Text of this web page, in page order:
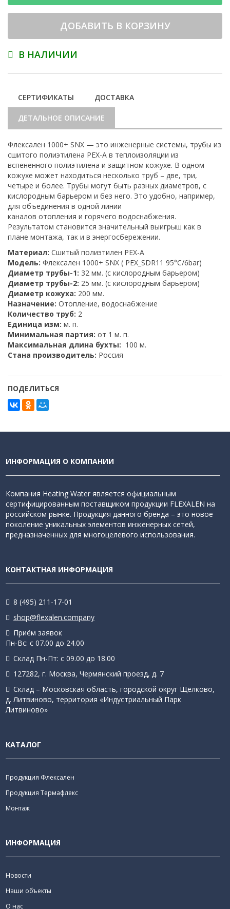
ДОБАВИТЬ В КОРЗИНУ
В НАЛИЧИИ
СЕРТИФИКАТЫ ДОСТАВКА
ДЕТАЛЬНОЕ ОПИСАНИЕ
Флексален 1000+ SNX — это инженерные системы, трубы из
сшитого полиэтилена PEX-A в теплоизоляции из
вспененного полиэтилена и защитном кожухе. В одном
кожухе может находиться несколько труб – две, три,
четыре и более. Трубы могут быть разных диаметров, с
кислородным барьером и без него. Это удобно, например,
для объединения в одной линии
каналов отопления и горячего водоснабжения.
Результатом становится значительный выигрыш как в
плане монтажа, так и в энергосбережении.
Материал: Сшитый полиэтилен PEX-A
Модель: Флексален 1000+ SNX ( PEX_SDR11 95°C/6bar)
Диаметр трубы-1: 32 мм. (с кислородным барьером)
Диаметр трубы-2: 25 мм. (с кислородным барьером)
Диаметр кожуха: 200 мм.
Назначение: Отопление, водоснабжение
Количество труб: 2
Единица изм: м. п.
Минимальная партия: от 1 м. п.
Максимальная длина бухты: 100 м.
Стана производитель: Россия
ПОДЕЛИТЬСЯ
ИНФОРМАЦИЯ О КОМПАНИИ
Компания Heating Water является официальным
сертифицированным поставщиком продукции FLEXALEN на
российском рынке. Продукция данного бренда – это новое
поколение уникальных элементов инженерных сетей,
предназначенных для многоцелевого использования.
КОНТАКТНАЯ ИНФОРМАЦИЯ
8 (495) 211-17-01
shop@flexalen.company
Приём заявок
Пн-Вс: с 07.00 до 24.00
Склад Пн-Пт: с 09.00 до 18.00
127282, г. Москва, Чермянский проезд, д. 7
Склад – Московская область, городской округ Щёлково,
д. Литвиново, территория «Индустриальный Парк
Литвиново»
КАТАЛОГ
Продукция Флексален
Продукция Термафлекс
Монтаж
ИНФОРМАЦИЯ
Новости
Наши объекты
О нас